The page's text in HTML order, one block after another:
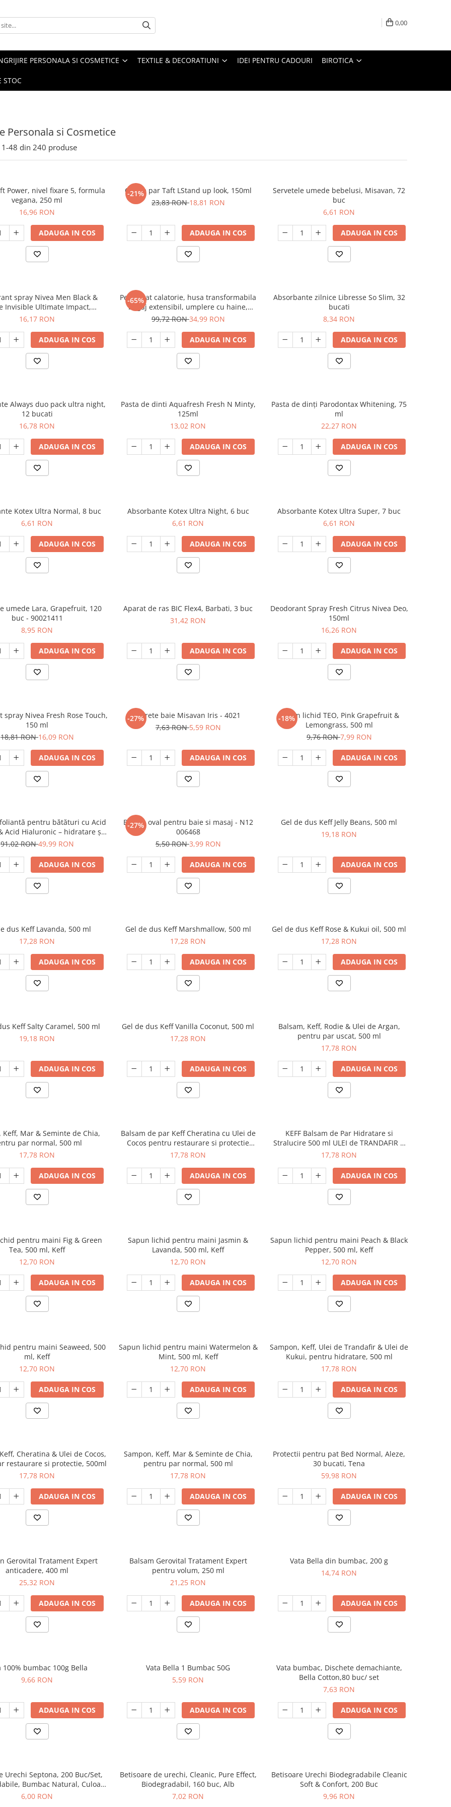
0,00
PERSONALA SI COSMETICE TEXTILE & DECORATIUNI IDEI PENTRU CADOURI BIROTICA
STOC
Personala si Cosmetice
1-48 din 240 produse
Power, nivel fixare 5, formula
vegana, 250 ml
16,96 RON
ADAUGA IN COS
-21%
Gel de par Taft LStand up look, 150ml
23,83 RON18,81 RON
ADAUGA IN COS
Servetele umede bebelusi, Misavan, 72
buc
6,61 RON
ADAUGA IN COS
spray Nivea Men Black &
Invisible Ultimate Impact,
masculin, 150 ml
16,17 RON
ADAUGA IN COS
-65%
Perna gat calatorie, husa transformabila
bagaj extensibil, umplere cu haine,
material Lycra, fara umplutura
99,72 RON34,99 RON
ADAUGA IN COS
Absorbante zilnice Libresse So Slim, 32
bucati
8,34 RON
ADAUGA IN COS
Always duo pack ultra night,
12 bucati
16,78 RON
ADAUGA IN COS
Pasta de dinti Aquafresh Fresh N Minty,
125ml
13,02 RON
ADAUGA IN COS
Pasta de dinți Parodontax Whitening, 75
ml
22,27 RON
ADAUGA IN COS
Kotex Ultra Normal, 8 buc
6,61 RON
ADAUGA IN COS
Absorbante Kotex Ultra Night, 6 buc
6,61 RON
ADAUGA IN COS
Absorbante Kotex Ultra Super, 7 buc
6,61 RON
ADAUGA IN COS
umede Lara, Grapefruit, 120
buc - 90021411
8,95 RON
ADAUGA IN COS
Aparat de ras BIC Flex4, Barbati, 3 buc
31,42 RON
ADAUGA IN COS
Deodorant Spray Fresh Citrus Nivea Deo,
150ml
16,26 RON
ADAUGA IN COS
spray Nivea Fresh Rose Touch,
150 ml
18,81 RON16,09 RON
ADAUGA IN COS
-27%Burete baie Misavan Iris - 4021
7,63 RON5,59 RON
ADAUGA IN COS
-18%
Sapun lichid TEO, Pink Grapefruit &
Lemongrass, 500 ml
9,76 RON7,99 RON
ADAUGA IN COS
pentru bătături cu Acid
Acid Hialuronic – hidratare și
netezire intensă
91,02 RON49,99 RON
ADAUGA IN COS
-27%
Burete oval pentru baie si masaj - N12
006468
5,50 RON3,99 RON
ADAUGA IN COS
Gel de dus Keff Jelly Beans, 500 ml
19,18 RON
ADAUGA IN COS
dus Keff Lavanda, 500 ml
17,28 RON
ADAUGA IN COS
Gel de dus Keff Marshmallow, 500 ml
17,28 RON
ADAUGA IN COS
Gel de dus Keff Rose & Kukui oil, 500 ml
17,28 RON
ADAUGA IN COS
Keff Salty Caramel, 500 ml
19,18 RON
ADAUGA IN COS
Gel de dus Keff Vanilla Coconut, 500 ml
17,28 RON
ADAUGA IN COS
Balsam, Keff, Rodie & Ulei de Argan,
pentru par uscat, 500 ml
17,78 RON
ADAUGA IN COS
Keff, Mar & Seminte de Chia,
par normal, 500 ml
17,78 RON
ADAUGA IN COS
Balsam de par Keff Cheratina cu Ulei de
Cocos pentru restaurare si protectie
500ml
17,78 RON
ADAUGA IN COS
KEFF Balsam de Par Hidratare si
Stralucire 500 ml ULEI de TRANDAFIR &
ULEI de KUKUI
17,78 RON
ADAUGA IN COS
pentru maini Fig & Green
Tea, 500 ml, Keff
12,70 RON
ADAUGA IN COS
Sapun lichid pentru maini Jasmin &
Lavanda, 500 ml, Keff
12,70 RON
ADAUGA IN COS
Sapun lichid pentru maini Peach & Black
Pepper, 500 ml, Keff
12,70 RON
ADAUGA IN COS
pentru maini Seaweed, 500
ml, Keff
12,70 RON
ADAUGA IN COS
Sapun lichid pentru maini Watermelon &
Mint, 500 ml, Keff
12,70 RON
ADAUGA IN COS
Sampon, Keff, Ulei de Trandafir & Ulei de
Kukui, pentru hidratare, 500 ml
17,78 RON
ADAUGA IN COS
Cheratina & Ulei de Cocos,
restaurare si protectie, 500ml
17,78 RON
ADAUGA IN COS
Sampon, Keff, Mar & Seminte de Chia,
pentru par normal, 500 ml
17,78 RON
ADAUGA IN COS
Protectii pentru pat Bed Normal, Aleze,
30 bucati, Tena
59,98 RON
ADAUGA IN COS
Gerovital Tratament Expert
anticadere, 400 ml
25,32 RON
ADAUGA IN COS
Balsam Gerovital Tratament Expert
pentru volum, 250 ml
21,25 RON
ADAUGA IN COS
Vata Bella din bumbac, 200 g
14,74 RON
ADAUGA IN COS
100% bumbac 100g Bella
9,66 RON
ADAUGA IN COS
Vata Bella 1 Bumbac 50G
5,59 RON
ADAUGA IN COS
Vata bumbac, Dischete demachiante,
Bella Cotton,80 buc/ set
7,63 RON
ADAUGA IN COS
Urechi Septona, 200 Buc/Set,
Bumbac Natural, Culoare
Alba
6,00 RON
Betisoare de urechi, Cleanic, Pure Effect,
Biodegradabil, 160 buc, Alb
7,02 RON
Betisoare Urechi Biodegradabile Cleanic
Soft & Confort, 200 Buc
9,96 RON